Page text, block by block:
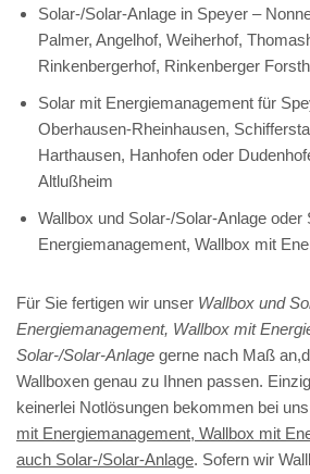
Solar-/Solar-Anlage in Speyer –
Palmer, Angelhof, Weiherhof,
Rinkenbergerhof, Rinkenberger
Solar mit Energiemanagement für
Oberhausen-Rheinhausen,
Harthausen, Hanhofen oder
Altlußheim
Wallbox und Solar-/Solar-Anlage oder
Energiemanagement, Wallbox mit
Für Sie fertigen wir unser Wallbox und
Energiemanagement, Wallbox mit
Solar-/Solar-Anlage gerne nach Maß
Wallboxen genau zu Ihnen passen.
keinerlei Notlösungen bekommen bei
mit Energiemanagement, Wallbox mit
auch Solar-/Solar-Anlage. Sofern wir